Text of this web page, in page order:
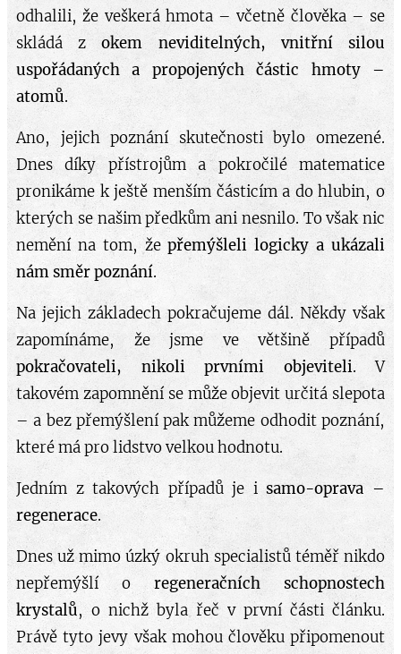
odhalili, že veškerá hmota – včetně člověka – se
skládá zokem neviditelných, vnitřní silou
uspořádaných a propojených částic hmoty –
atomů.
Ano, jejich poznání skutečnosti bylo omezené.
Dnes díky přístrojům a pokročilé matematice
pronikáme k ještě menším částicím a do hlubin, o
kterých se našim předkům ani nesnilo. To však nic
nemění na tom, žepřemýšleli logicky a ukázali
nám směr poznání.
Na jejich základech pokračujeme dál. Někdy však
zapomínáme, že jsme ve většině případů
pokračovateli, nikoli prvními objeviteli. V
takovém zapomnění se může objevit určitá slepota
– a bez přemýšlení pak můžeme odhodit poznání,
které má pro lidstvo velkou hodnotu.
Jedním z takových případů je isamo-oprava –
regenerace.
Dnes už mimo úzký okruh specialistů téměř nikdo
nepřemýšlí oregeneračních schopnostech
krystalů, o nichž byla řeč v první části článku.
Právě tyto jevy však mohou člověku připomenout